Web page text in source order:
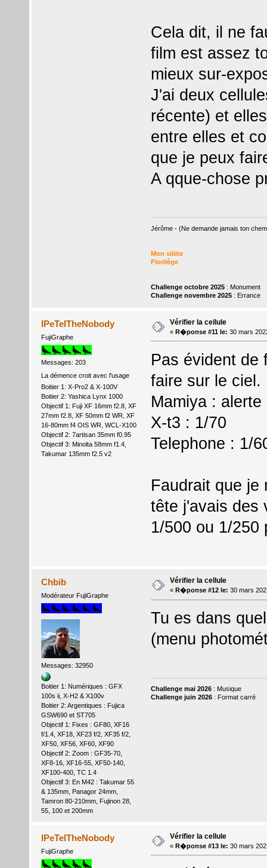
Cela dit, il ne
film est assez
mieux sur-
J'ai deux
récente) et
entre elles et
que je peux
A qque-chose
Jérôme - (Ne demande jamais ton
Mon siiiite
Florilège
Challenge octobre 2025: Monument
Challenge novembre 2025: Errance
IPeTeITheNobody
FujiGraphe
Messages: 203
La démence croit avec l'usage
Boitier 1: X-Pro2 & X-100V
Boitier 2: Yashica Lynx 1000
Objectif 1: Fuji XF 16mm f2.8, XF
27mm f2.8, XF 50mm f2 WR, XF
16-80mm f4 OIS WR, WCL-X100
Objectif 2: 7artisan 35mm f0.95
Objectif 3: Minolta 58mm f1.4,
Takumar 135mm f2.5 v2
Vérifier la cellule
« R�ponse #11 le: 30 mars
Pas évident de
faire sur le ciel.
Mamiya :
X-t3 : 1/70
Telephone : 1/
Faudrait que je
tête j'avais des
1/500 ou 1/250
Chbib
Modérateur FujiGraphe
Messages: 32950
Boitier 1: Numériques : GFX
100s ii, X-H2 & X100v
Boitier 2: Argentiques : Fujica
GSW690 et ST705
Objectif 1: Fixes : GF80, XF16
f/1.4, XF18, XF23 f/2, XF35 f/2,
XF50, XF56, XF60, XF90
Objectif 2: Zoom : GF35-70,
XF8-16, XF16-55, XF50-140,
XF100-400, TC 1.4
Objectif 3: En M42 : Takumar 55
& 135mm, Panagor 24mm,
Tamron 80-210mm, Fujinon 28,
55, 100 et 200mm
Vérifier la cellule
« R�ponse #12 le: 30 mars
Tu es dans
(menu
Challenge mai 2026: Musique
Challenge juin 2026: Format carré
IPeTeITheNobody
FujiGraphe
Vérifier la cellule
« R�ponse #13 le: 30 mars